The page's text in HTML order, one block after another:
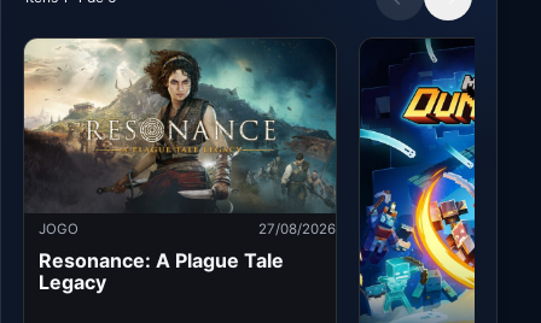
JOGO 27/08/2026
Resonance: A Plague Tale
Legacy